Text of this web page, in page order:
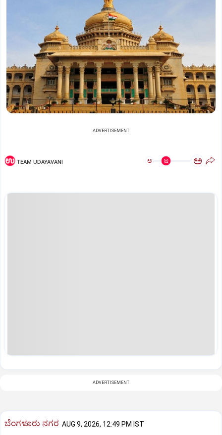
ADVERTISEMENT
TEAM UDAYAVANI ಅ ಅ
ADVERTISEMENT
ಬೆಂಗಳೂರು ನಗರ AUG 9, 2026, 12:49 PM IST